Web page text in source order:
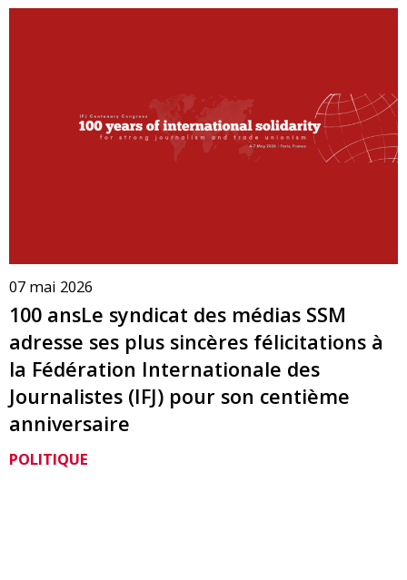
07 mai 2026
100 ansLe syndicat des médias SSM
adresse ses plus sincères félicitations à
la Fédération Internationale des
Journalistes (IFJ) pour son centième
anniversaire
POLITIQUE